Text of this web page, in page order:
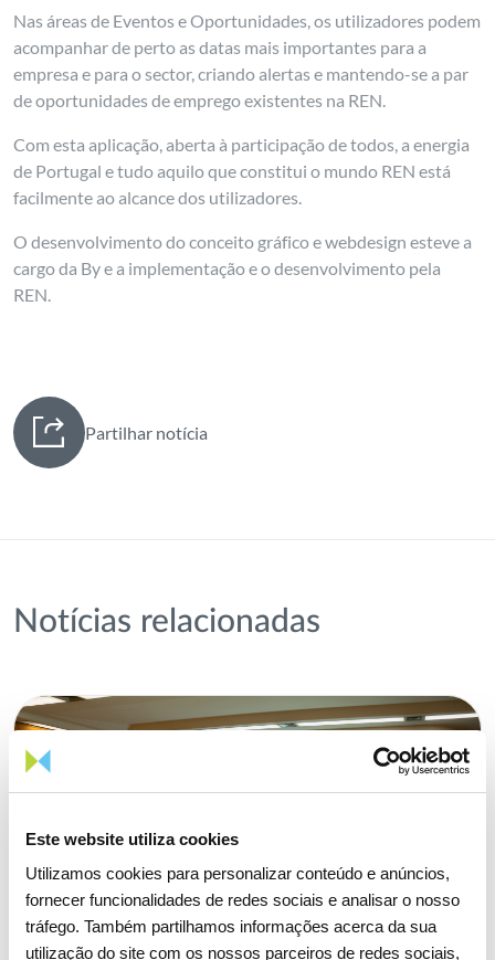
Este website utiliza cookies
Utilizamos cookies para personalizar conteúdo e anúncios,
fornecer funcionalidades de redes sociais e analisar o nosso
tráfego. Também partilhamos informações acerca da sua
utilização do site com os nossos parceiros de redes sociais,
Nas áreas de Eventos e Oportunidades, os utilizadores podem
acompanhar de perto as datas mais importantes para a
empresa e para o sector, criando alertas e mantendo-se a par
de oportunidades de emprego existentes na REN.
Com esta aplicação, aberta à participação de todos, a energia
de Portugal e tudo aquilo que constitui o mundo REN está
facilmente ao alcance dos utilizadores.
O desenvolvimento do conceito gráfico e webdesign esteve a
cargo da By e a implementação e o desenvolvimento pela
REN.
Partilhar notícia
Notícias relacionadas